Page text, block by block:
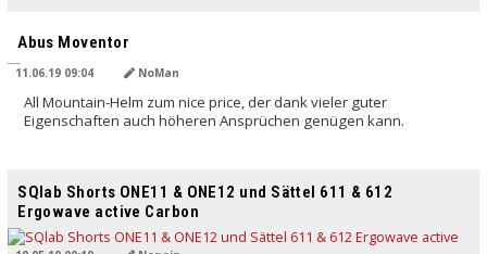
Abus Moventor
11.06.19 09:04 NoMan
All Mountain-Helm zum nice price, der dank vieler guter
Eigenschaften auch höheren Ansprüchen genügen kann.
SQlab Shorts ONE11 & ONE12 und Sättel 611 & 612
Ergowave active Carbon